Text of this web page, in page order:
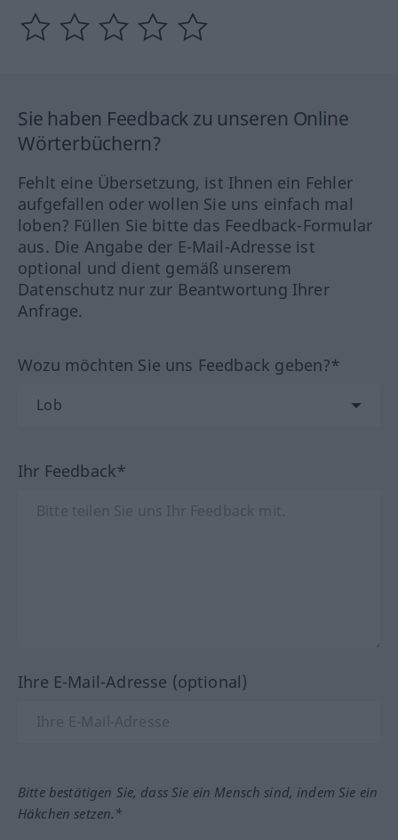
Sie haben Feedback zu unseren Online
Wörterbüchern?
Fehlt eine Übersetzung, ist Ihnen ein Fehler
aufgefallen oder wollen Sie uns einfach mal
loben? Füllen Sie bitte das Feedback-Formular
aus. Die Angabe der E-Mail-Adresse ist
optional und dient gemäß unserem
Datenschutz nur zur Beantwortung Ihrer
Anfrage.
Wozu möchten Sie uns Feedback geben?*
Ihr Feedback*
Ihre E-Mail-Adresse (optional)
Bitte bestätigen Sie, dass Sie ein Mensch sind, indem Sie ein
Häkchen setzen.*